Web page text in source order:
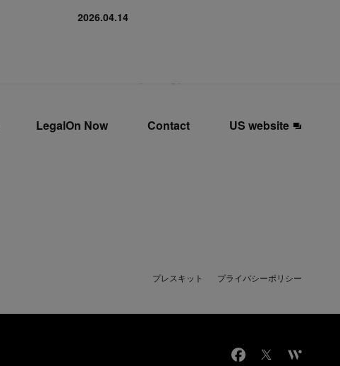
2026.04.14
LegalOn Now Contact US website
プレスキット プライバシーポリシー